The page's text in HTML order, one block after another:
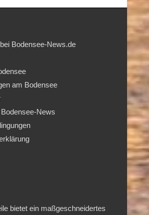
Bodensee-News.de
am Bodensee
News
bietet ein maßgeschneidertes